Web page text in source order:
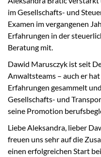
im Gesellschafts- und
Examen im vergangenen
Erfahrungen in der
Beratung mit.
Dawid Marusczyk ist seit
Anwaltsteams – auch er
Erfahrungen gesammelt
Gesellschafts- und
seine Promotion
Liebe Aleksandra, lieber
freuen uns sehr auf die
einen erfolgreichen Start